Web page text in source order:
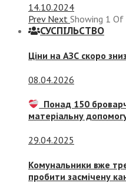
14.10.2024
Prev Next Showing 1 Of
СУСПIЛЬСТВО
Ціни на АЗС скоро
08.04.2026
Понад 150
матеріальну
29.04.2025
Комунальники вже
пробити засмічену